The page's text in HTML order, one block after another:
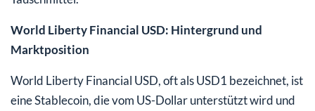
World Liberty Financial USD: Hintergrund und
Marktposition
World Liberty Financial USD, oft als USD1 bezeichnet, ist
eine Stablecoin, die vom US-Dollar unterstützt wird und